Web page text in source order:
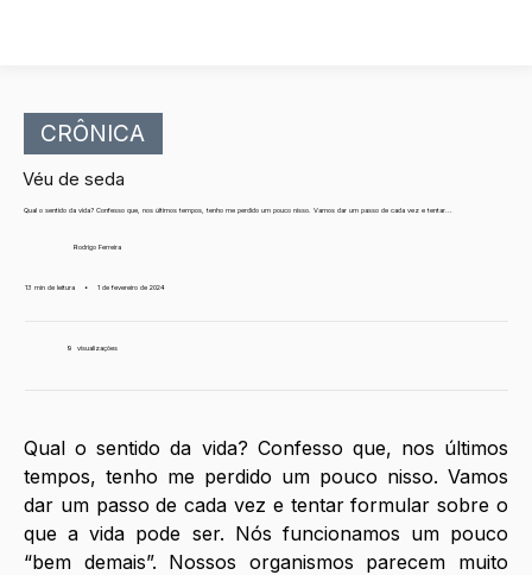
CRÔNICA
Véu de seda
Qual o sentido da vida? Confesso que, nos últimos tempos, tenho me perdido um pouco nisso. Vamos dar um passo de cada vez e tentar...
Rodrigo Ferreira
13 min de leitura • 1 de fevereiro de 2024
9 visualizações
Qual o sentido da vida? Confesso que, nos últimos
tempos, tenho me perdido um pouco nisso. Vamos
dar um passo de cada vez e tentar formular sobre o
que a vida pode ser. Nós funcionamos um pouco
“bem demais”. Nossos organismos parecem muito